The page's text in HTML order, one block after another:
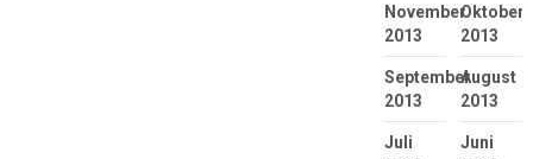
November
2013
Oktober
2013
September
2013
August
2013
Juli
Juni